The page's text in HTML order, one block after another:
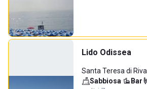
Lido Odissea
Santa Teresa di Riva
Sabbiosa· Bar·